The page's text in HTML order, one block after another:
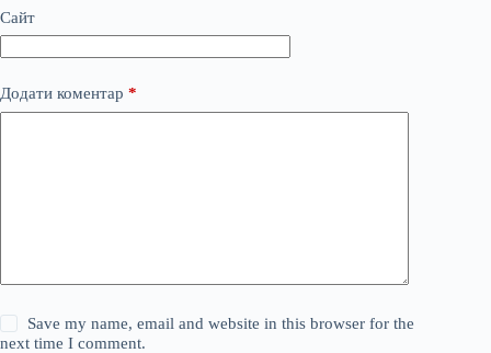
Сайт
Додати коментар *
Save my name, email and website in this browser for the
next time I comment.